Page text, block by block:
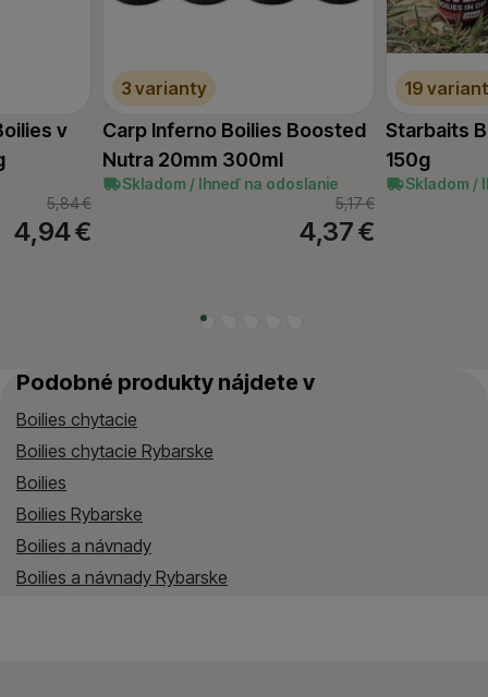
3 varianty
Carp Inferno Boilies Boosted
Nutra 20mm 300ml
Skladom / Ihneď na odoslanie
5,17€
4,37€
19 variant
Starbaits
150g
Skladom /
v
5,84€
4,94€
Podobné produkty nájdete v
Boilies chytacie
Boilies chytacie Rybarske
Boilies
Boilies Rybarske
Boilies a návnady
Boilies a návnady Rybarske